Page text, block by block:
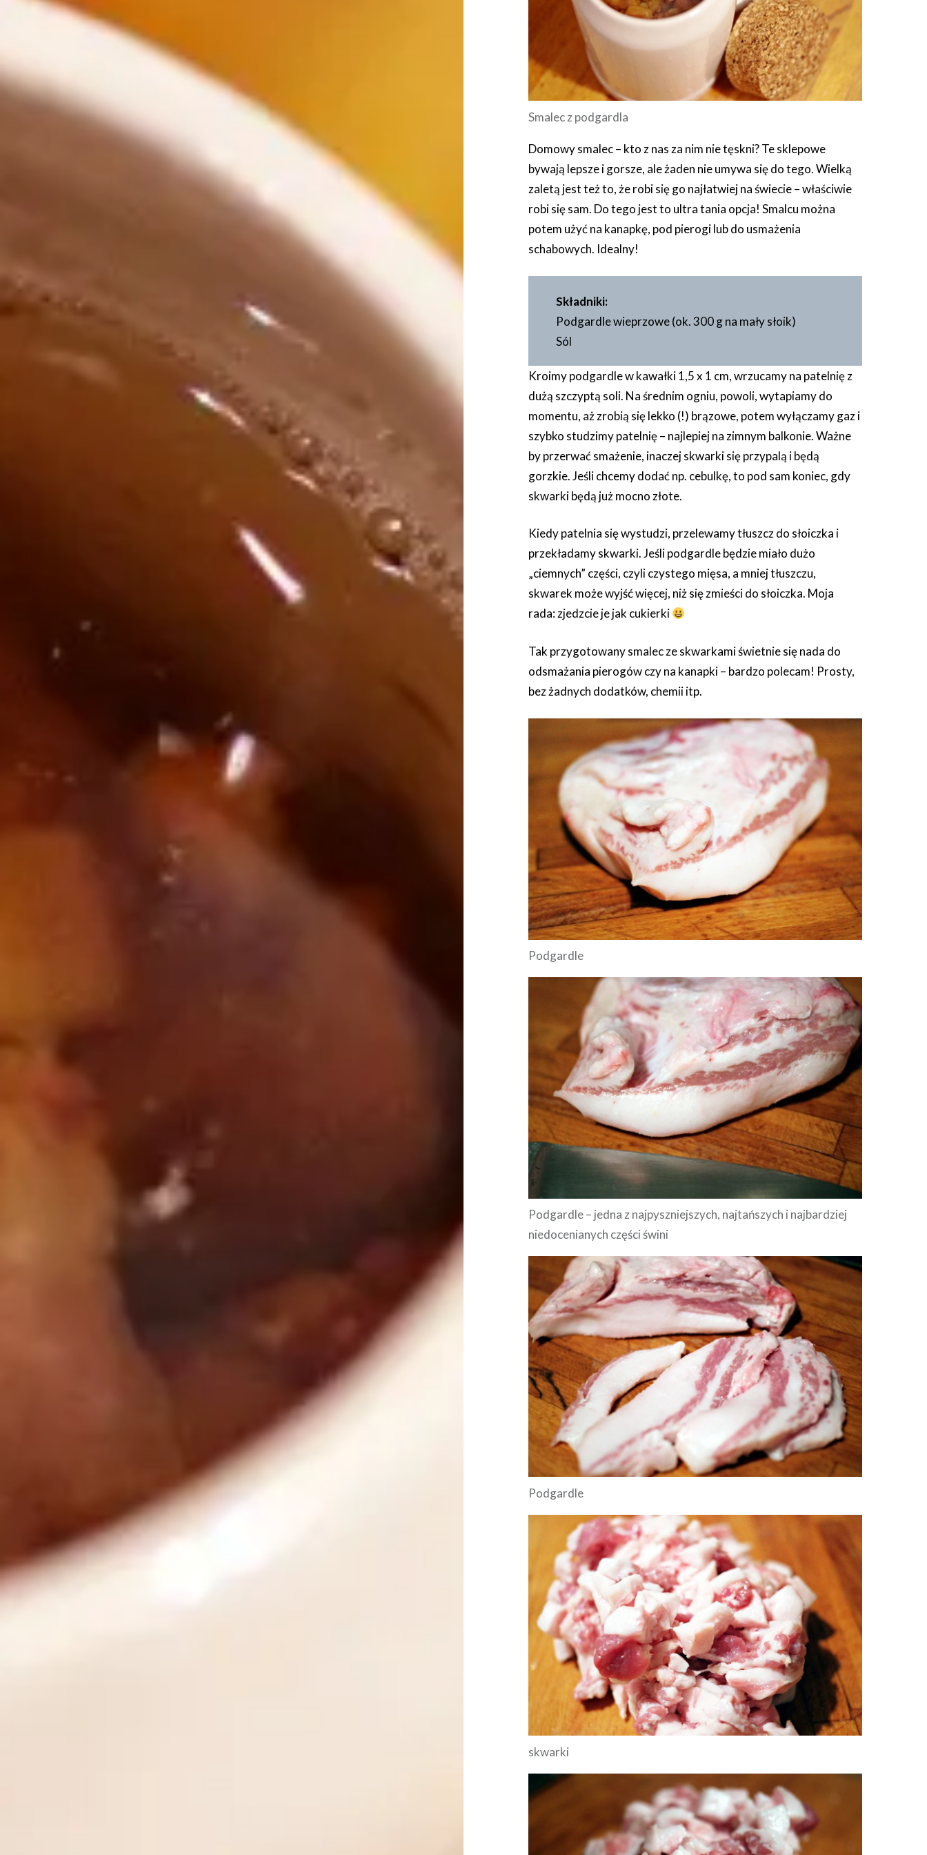
Smalec z podgardla
Domowy smalec – kto z nas za nim nie tęskni? Te sklepowe
bywają lepsze i gorsze, ale żaden nie umywa się do tego. Wielką
zaletą jest też to, że robi się go najłatwiej na świecie – właściwie
robi się sam. Do tego jest to ultra tania opcja! Smalcu można
potem użyć na kanapkę, pod pierogi lub do usmażenia
schabowych. Idealny!
Składniki:
Podgardle wieprzowe (ok. 300 g na mały słoik)
Sól
Kroimy podgardle w kawałki 1,5 x 1 cm, wrzucamy na patelnię z
dużą szczyptą soli. Na średnim ogniu, powoli, wytapiamy do
momentu, aż zrobią się lekko (!) brązowe, potem wyłączamy gaz i
szybko studzimy patelnię – najlepiej na zimnym balkonie. Ważne
by przerwać smażenie, inaczej skwarki się przypalą i będą
gorzkie. Jeśli chcemy dodać np. cebulkę, to pod sam koniec, gdy
skwarki będą już mocno złote.
Kiedy patelnia się wystudzi, przelewamy tłuszcz do słoiczka i
przekładamy skwarki. Jeśli podgardle będzie miało dużo
„ciemnych” części, czyli czystego mięsa, a mniej tłuszczu,
skwarek może wyjść więcej, niż się zmieści do słoiczka. Moja
rada: zjedzcie je jak cukierki
Tak przygotowany smalec ze skwarkami świetnie się nada do
odsmażania pierogów czy na kanapki – bardzo polecam! Prosty,
bez żadnych dodatków, chemii itp.
Podgardle
Podgardle – jedna z najpyszniejszych, najtańszych i najbardziej
niedocenianych części świni
Podgardle
skwarki